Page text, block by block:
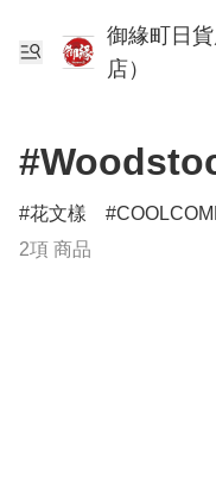
御緣町日
店）
花文樣
2項 商品